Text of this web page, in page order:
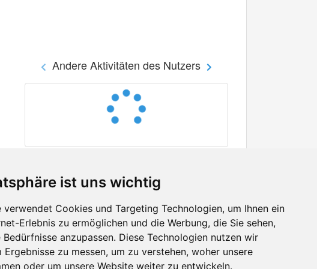
ist uns wichtig
verwendet Cookies und Targeting Technologien, um Ihnen ein
Erlebnis zu ermöglichen und die Werbung, die Sie sehen,
Bedürfnisse anzupassen. Diese Technologien nutzen wir
Ergebnisse zu messen, um zu verstehen, woher unsere
oder um unsere Website weiter zu entwickeln.
Andere Aktivitäten des Nutzers
Facebook
Twitter
YouTube